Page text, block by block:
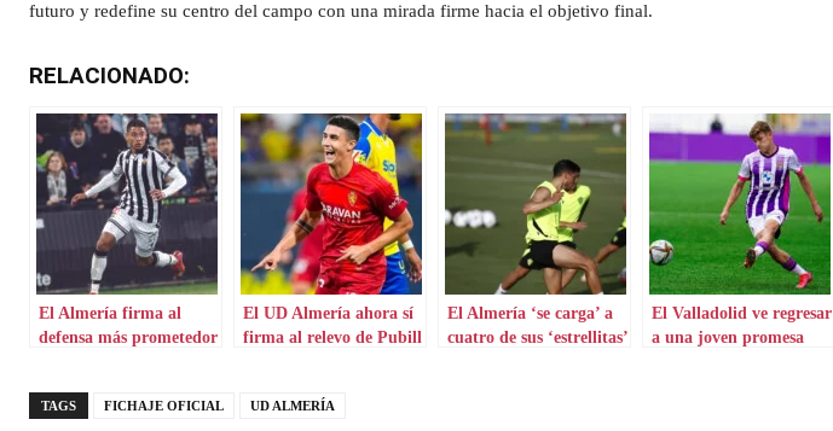
futuro y redefine su centro del campo con una mirada firme hacia el objetivo final.
RELACIONADO:
El Almería firma al
defensa más prometedor
El UD Almería ahora sí
firma al relevo de Pubill
El Almería ‘se carga’ a
cuatro de sus ‘estrellitas’
El Valladolid ve regresar
a una joven promesa
TAGS FICHAJE OFICIAL UD ALMERÍA